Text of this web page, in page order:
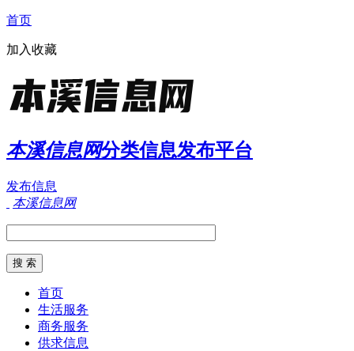
首页
加入收藏
本溪信息网分类信息发布平台
发布信息
本溪信息网
首页
生活服务
商务服务
供求信息